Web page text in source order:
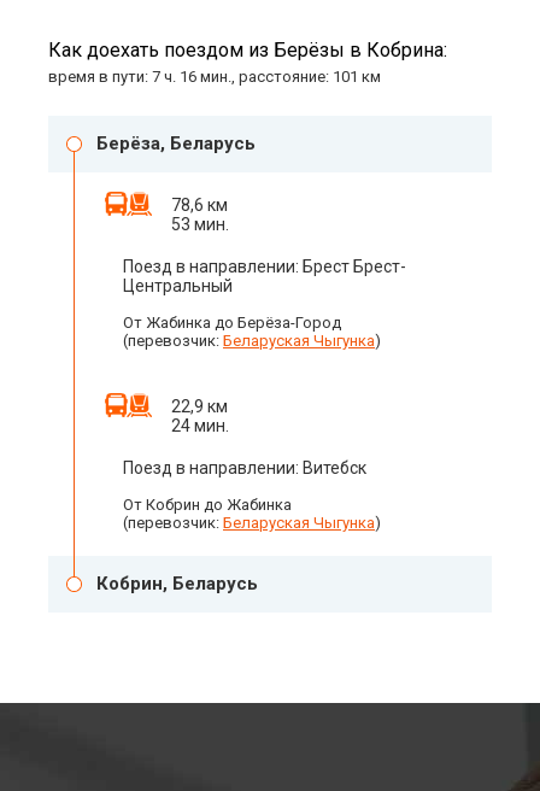
Как доехать поездом из Берёзы в Кобрина:
время в пути: 7 ч. 16 мин., расстояние: 101 км
Берёза, Беларусь
78,6 км
53 мин.
Поезд в направлении: Брест Брест-
Центральный
От Жабинка до Берёза-Город
(перевозчик: Беларуская Чыгунка)
22,9 км
24 мин.
Поезд в направлении: Витебск
От Кобрин до Жабинка
(перевозчик: Беларуская Чыгунка)
Кобрин, Беларусь